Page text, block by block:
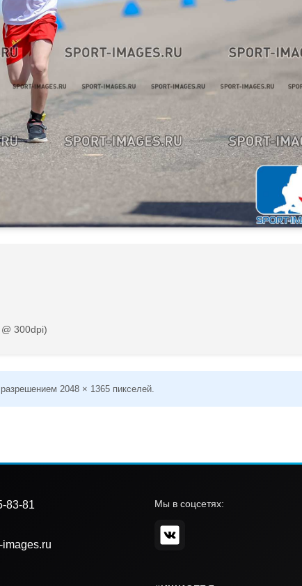
300dpi)
2048 × 1365 пикселей.
83-81
images.ru
Мы в соцсетях: